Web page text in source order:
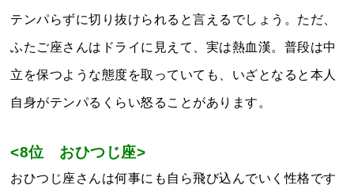
テンパらずに切り抜けられると言えるでしょう。ただ、
ふたご座さんはドライに見えて、実は熱血漢。普段は中
立を保つような態度を取っていても、いざとなると本人
自身がテンパるくらい怒ることがあります。
<8位 おひつじ座>
おひつじ座さんは何事にも自ら飛び込んでいく性格です